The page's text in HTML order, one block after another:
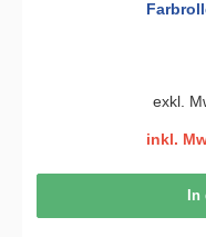
exkl.
inkl.